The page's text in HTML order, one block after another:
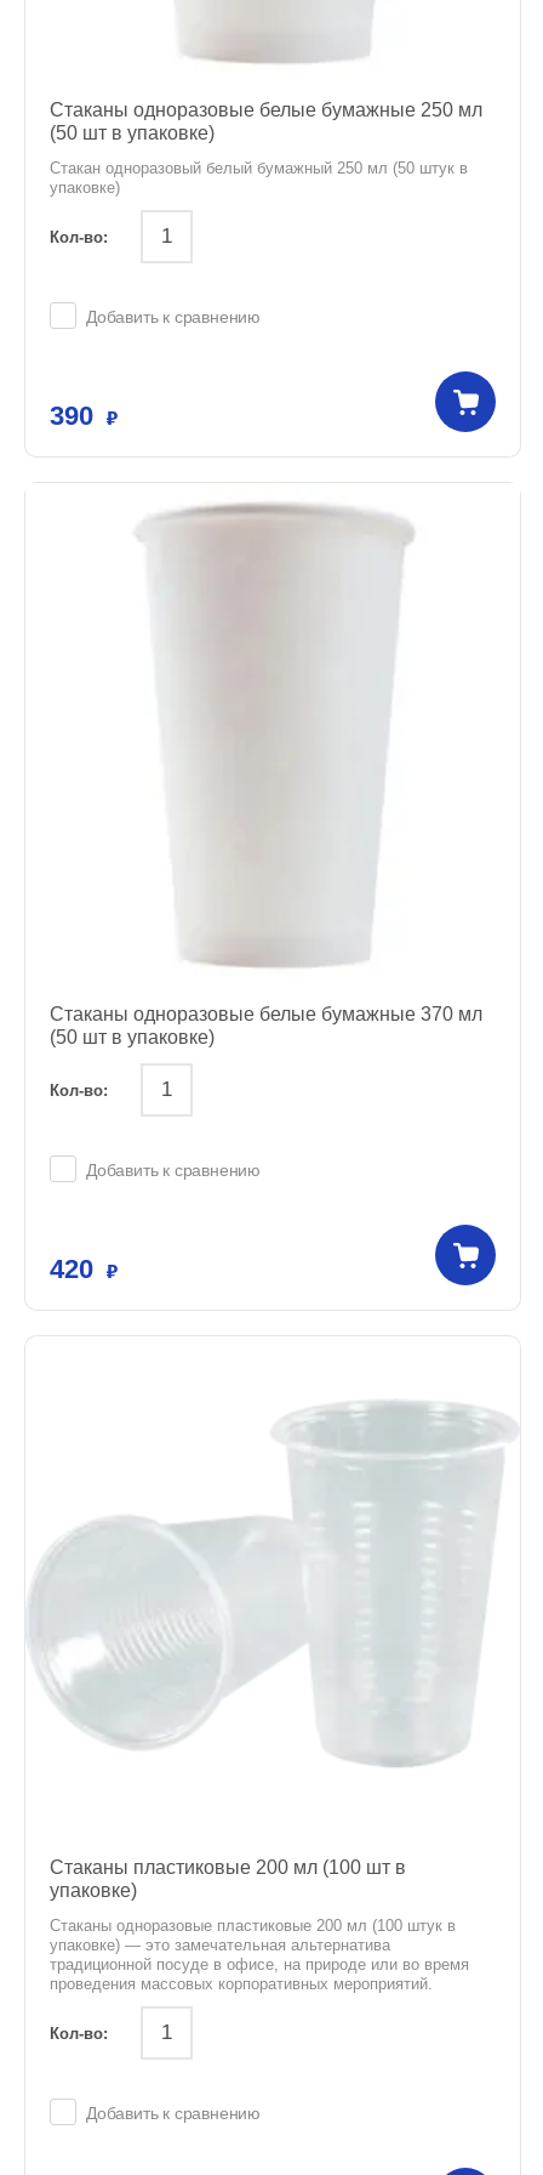
Стаканы одноразовые белые бумажные 250 мл
(50 шт в упаковке)
Стакан одноразовый белый бумажный 250 мл (50 штук в
упаковке)
Кол-во:
Добавить к сравнению
390
Стаканы одноразовые белые бумажные 370 мл
(50 шт в упаковке)
Кол-во:
Добавить к сравнению
420
Стаканы пластиковые 200 мл (100 шт в
упаковке)
Стаканы одноразовые пластиковые 200 мл (100 штук в
упаковке) — это замечательная альтернатива
традиционной посуде в офисе, на природе или во время
проведения массовых корпоративных мероприятий.
Кол-во:
Добавить к сравнению